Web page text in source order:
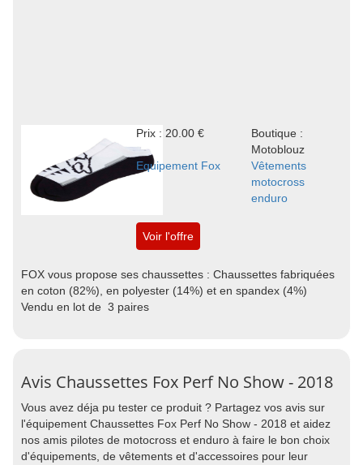
Prix : 20.00 €
Boutique :
Motoblouz
Equipement Fox
Vêtements
motocross
enduro
Voir l'offre
FOX vous propose ses chaussettes : Chaussettes fabriquées
en coton (82%), en polyester (14%) et en spandex (4%)
Vendu en lot de 3 paires
Avis Chaussettes Fox Perf No Show - 2018
Vous avez déja pu tester ce produit ? Partagez vos avis sur
l'équipement Chaussettes Fox Perf No Show - 2018 et aidez
nos amis pilotes de motocross et enduro à faire le bon choix
d'équipements, de vêtements et d'accessoires pour leur